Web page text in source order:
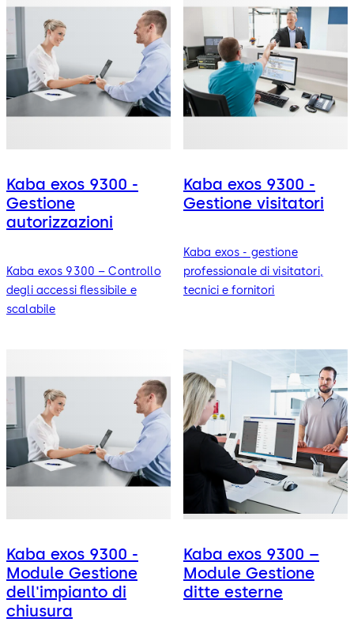
Kaba exos 9300 -
Gestione
autorizzazioni
Kaba exos 9300 – Controllo
degli accessi flessibile e
scalabile
Kaba exos 9300 -
Gestione visitatori
Kaba exos - gestione
professionale di visitatori,
tecnici e fornitori
Kaba exos 9300 -
Module Gestione
dell'impianto di
chiusura
Kaba exos 9300 –
Module Gestione
ditte esterne